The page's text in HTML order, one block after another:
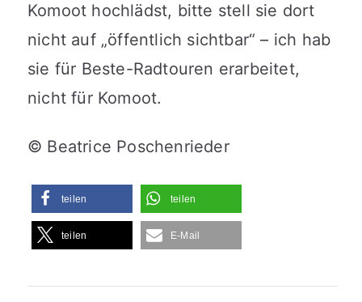
Komoot hochlädst, bitte stell sie dort
nicht auf „öffentlich sichtbar“ – ich hab
sie für Beste-Radtouren erarbeitet,
nicht für Komoot.
© Beatrice Poschenrieder
teilen teilen
teilen E-Mail